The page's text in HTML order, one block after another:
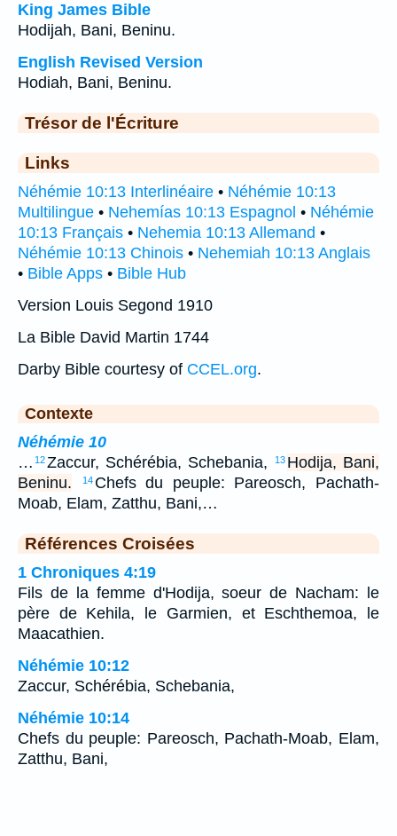
King James Bible
Hodijah, Bani, Beninu.
English Revised Version
Hodiah, Bani, Beninu.
Trésor de l'Écriture
Links
Néhémie 10:13 Interlinéaire • Néhémie 10:13
Multilingue • Nehemías 10:13 Espagnol • Néhémie
10:13 Français • Nehemia 10:13 Allemand •
Néhémie 10:13 Chinois • Nehemiah 10:13 Anglais
• Bible Apps • Bible Hub
Version Louis Segond 1910
La Bible David Martin 1744
Darby Bible courtesy of CCEL.org.
Contexte
Néhémie 10
… 12Zaccur, Schérébia, Schebania, 13 Hodija, Bani,
Beninu.
14 Chefs du peuple: Pareosch, Pachath-
Moab, Elam, Zatthu, Bani,…
Références Croisées
1 Chroniques 4:19
Fils de la femme d'Hodija, soeur de Nacham: le
père de Kehila, le Garmien, et Eschthemoa, le
Maacathien.
Néhémie 10:12
Zaccur, Schérébia, Schebania,
Néhémie 10:14
Chefs du peuple: Pareosch, Pachath-Moab, Elam,
Zatthu, Bani,